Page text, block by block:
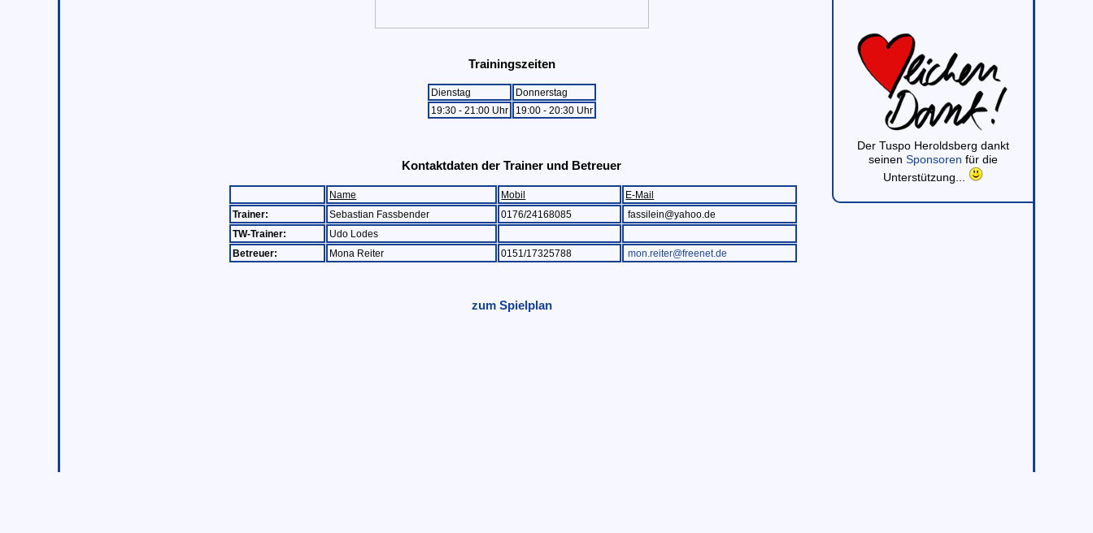
Trainingszeiten
Dienstag
Donnerstag
19:30 - 21:00 Uhr
19:00 - 20:30 Uhr
Kontaktdaten der Trainer und Betreuer
Name Mobil
E-Mail
Trainer:
Sebastian Fassbender 0176/24168085
fassilein@yahoo.de
TW-Trainer:
Udo Lodes
Betreuer:
Mona Reiter 0151/17325788 mon.reiter@freenet.de
zum Spielplan
Der Tuspo Heroldsberg dankt
seinen Sponsoren für die
Unterstützung...